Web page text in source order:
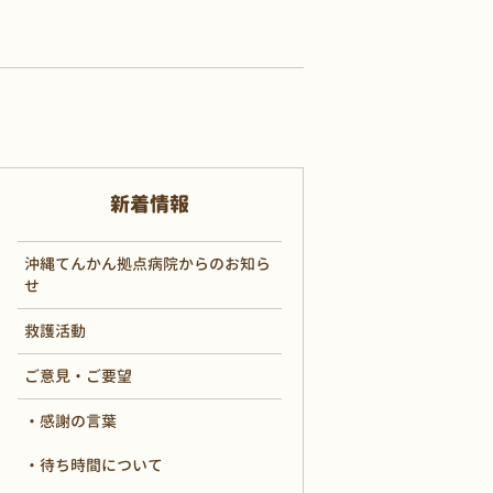
新着情報
沖縄てんかん拠点病院からのお知ら
せ
救護活動
ご意見・ご要望
感謝の言葉
待ち時間について